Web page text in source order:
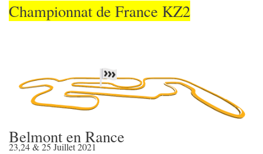
Championnat de France KZ2
Belmont en Rance
23,24 & 25 Juillet 2021